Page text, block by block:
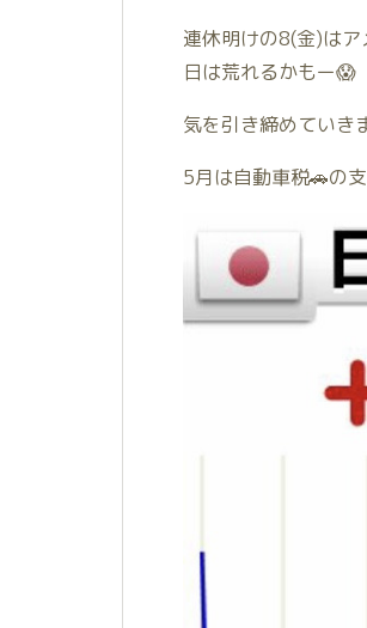
連休明けの8(金)は
日は荒れるかもー😱
気を引き締めていき
5月は自動車税🚗の